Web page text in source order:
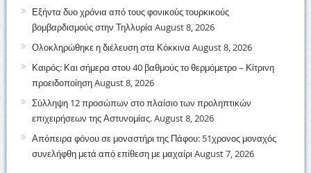
Εξήντα δυο χρόνια από τους φονικούς τουρκικούς
βομβαρδισμούς στην Τηλλυρία August 8, 2026
Ολοκληρώθηκε η διέλευση στα Κόκκινα August 8, 2026
Καιρός: Και σήμερα στου 40 βαθμούς το θερμόμετρο – Κίτρινη
προειδοποίησηAugust 8, 2026
Σύλληψη 12 προσώπων στο πλαίσιο των προληπτικών
επιχειρήσεων της Αστυνομίας.August 8, 2026
Απόπειρα φόνου σε μοναστήρι της Πάφου: 51χρονος μοναχός
συνελήφθη μετά από επίθεση με μαχαίριAugust 7, 2026